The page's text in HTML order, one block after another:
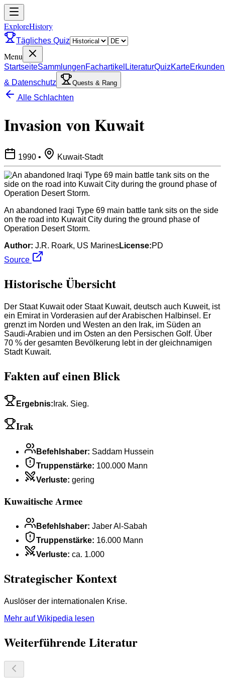
ExploreHistory
Tägliches Quiz
Menu
StartseiteSammlungenFachartikel LiteraturQuizKarteErkunden
& Datenschutz
Quests & Rang
Alle Schlachten
Invasion von Kuwait
1990 • Kuwait-Stadt
An abandoned Iraqi Type 69 main battle tank sits on the side
on the road into Kuwait City during the ground phase of
Operation Desert Storm.
Author: J.R. Roark, US MarinesLicense:PD
Source
Historische Übersicht
Der Staat Kuwait oder Staat Kuwait, deutsch auch Kuweit, ist
ein Emirat in Vorderasien auf der Arabischen Halbinsel. Er
grenzt im Norden und Westen an den Irak, im Süden an
Saudi-Arabien und im Osten an den Persischen Golf. Über
70 % der gesamten Bevölkerung lebt in der gleichnamigen
Stadt Kuwait.
Fakten auf einen Blick
Ergebnis: Irak. Sieg.
Irak
Befehlshaber: Saddam Hussein
Truppenstärke: 100.000 Mann
Verluste: gering
Kuwaitische Armee
Befehlshaber: Jaber Al-Sabah
Truppenstärke: 16.000 Mann
Verluste: ca. 1.000
Strategischer Kontext
Auslöser der internationalen Krise.
Mehr auf Wikipedia lesen
Weiterführende Literatur